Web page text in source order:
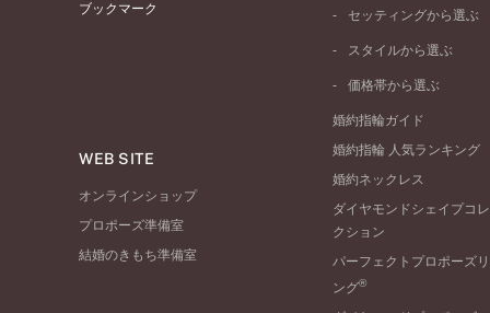
ブックマーク
WEB SITE
オンラインショップ
プロポーズ準備室
結婚のきもち準備室
ピンクゴールド
ペールブラウンゴール
ストレートライン
V字ライン
セッティングから選ぶ
ソリテール
ダブルサイドメレ
ラインメレ
スタイルから選ぶ
シンプル
モード
エレガント
ゴージャス
価格帯から選ぶ
50万円台～
20万円台～
10万円台～
婚約指輪ガイド
婚約指輪 人気ランキング
婚約ネックレス
ダイヤモンドシェイプコレ
クション
パーフェクトプロポーズリ
ング®